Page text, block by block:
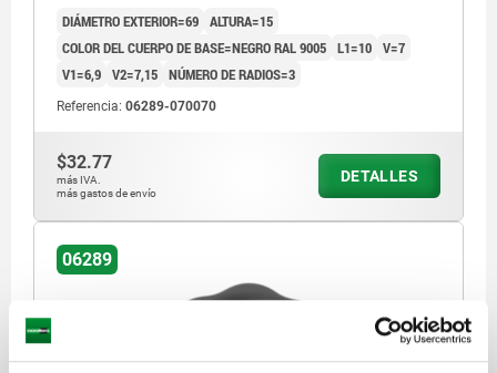
DIÁMETRO EXTERIOR=69 ALTURA=15
COLOR DEL CUERPO DE BASE=NEGRO RAL 9005 L1=10 V=7
V1=6,9 V2=7,15 NÚMERO DE RADIOS=3
Referencia: 06289-070070
$32.77
más IVA.
más gastos de envío
DETALLES
06289